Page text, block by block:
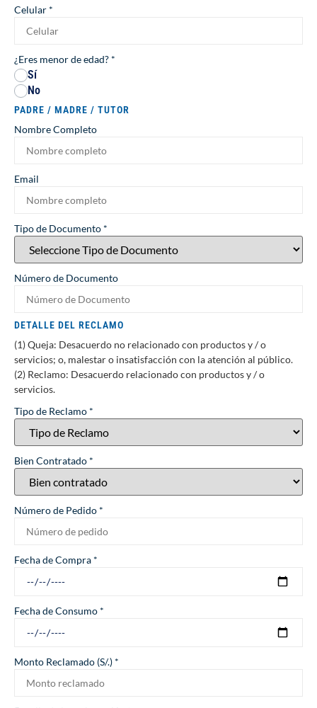
Celular *
¿Eres menor de edad? *
Sí
No
PADRE / MADRE / TUTOR
Nombre Completo
Email
Tipo de Documento *
Número de Documento
DETALLE DEL RECLAMO
(1) Queja: Desacuerdo no relacionado con productos y / o
servicios; o, malestar o insatisfacción con la atención al público.
(2) Reclamo: Desacuerdo relacionado con productos y / o
servicios.
Tipo de Reclamo *
Bien Contratado *
Número de Pedido *
Fecha de Compra *
Fecha de Consumo *
Monto Reclamado (S/.) *